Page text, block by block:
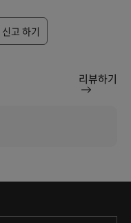
신고 하기
리뷰하기